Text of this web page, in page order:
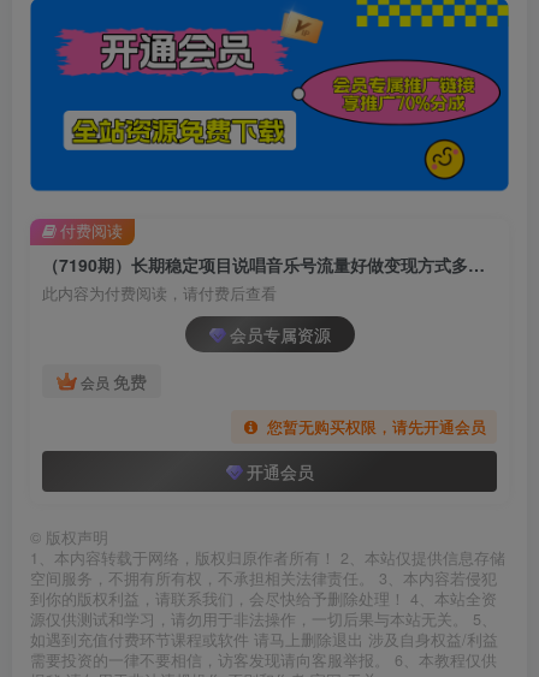
（7190期）长期稳定项目说唱音乐号流量好做变现方式多极力推荐！！
此内容为付费阅读，请付费后查看
会员专属资源
会员 免费
您暂无购买权限，请先开通会员
开通会员
付费阅读
© 版权声明
1、本内容转载于网络，版权归原作者所有！ 2、本站仅提供信息存储
空间服务，不拥有所有权，不承担相关法律责任。 3、本内容若侵犯
到你的版权利益，请联系我们，会尽快给予删除处理！ 4、本站全资
源仅供测试和学习，请勿用于非法操作，一切后果与本站无关。 5、
如遇到充值付费环节课程或软件 请马上删除退出 涉及自身权益/利益
需要投资的一律不要相信，访客发现请向客服举报。 6、本教程仅供